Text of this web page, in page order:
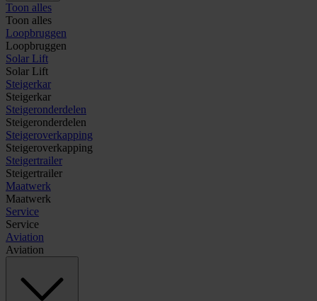
Toon alles
Toon alles
Loopbruggen
Loopbruggen
Solar Lift
Solar Lift
Steigerkar
Steigerkar
Steigeronderdelen
Steigeronderdelen
Steigeroverkapping
Steigeroverkapping
Steigertrailer
Steigertrailer
Maatwerk
Maatwerk
Service
Service
Aviation
Aviation